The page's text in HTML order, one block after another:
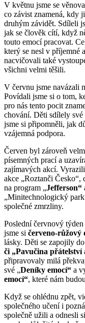
V květnu jsme se
co závist znamená, kdy
druhým závidět. Sdíleli
jak se člověk cítí, když
touto emocí pracovat.
který se nesl v příjemné
nacvičovali také
všichni velmi těšili.
V červnu jsme navázali
Povídali jsme si o tom,
pro nás tento pocit
chování. Děti sdílely
jsme si připomněli, jak
vzájemná podpora.
Červen byl zároveň
písemných prací a
zajímavých akcí.
akce „Roztanči
na program „Jefferson“
„Minitechnologický
společné zmrzliny.
Poslední červnový
jsme si červeno-růžový
lásky. Děti se zapojily
či „Pavučina přátelství
připravovaly milá
své „Deníky emocí“ a
emocí“, které nám
Když se ohlédnu zpět,
společného učení i
společně užili a odnesli